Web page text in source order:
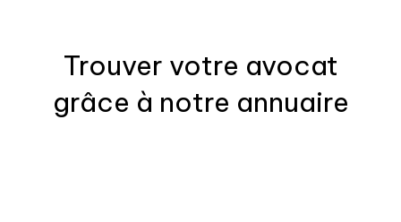
Trouver votre avocat
grâce à notre annuaire